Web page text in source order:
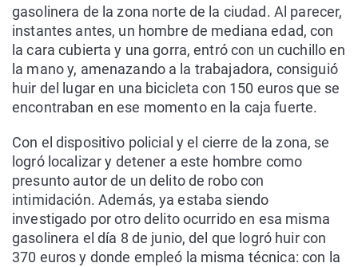
gasolinera de la zona norte de la ciudad. Al parecer,
instantes antes, un hombre de mediana edad, con
la cara cubierta y una gorra, entró con un cuchillo en
la mano y, amenazando a la trabajadora, consiguió
huir del lugar en una bicicleta con 150 euros que se
encontraban en ese momento en la caja fuerte.
Con el dispositivo policial y el cierre de la zona, se
logró localizar y detener a este hombre como
presunto autor de un delito de robo con
intimidación. Además, ya estaba siendo
investigado por otro delito ocurrido en esa misma
gasolinera el día 8 de junio, del que logró huir con
370 euros y donde empleó la misma técnica: con la